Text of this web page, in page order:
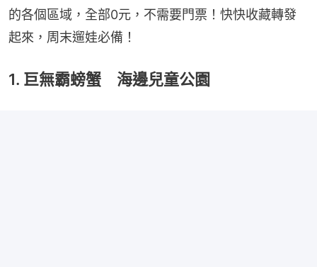
的各個區域，全部0元，不需要門票！快快收藏轉發
起來，周末遛娃必備！
1. 巨無霸螃蟹 海邊兒童公園